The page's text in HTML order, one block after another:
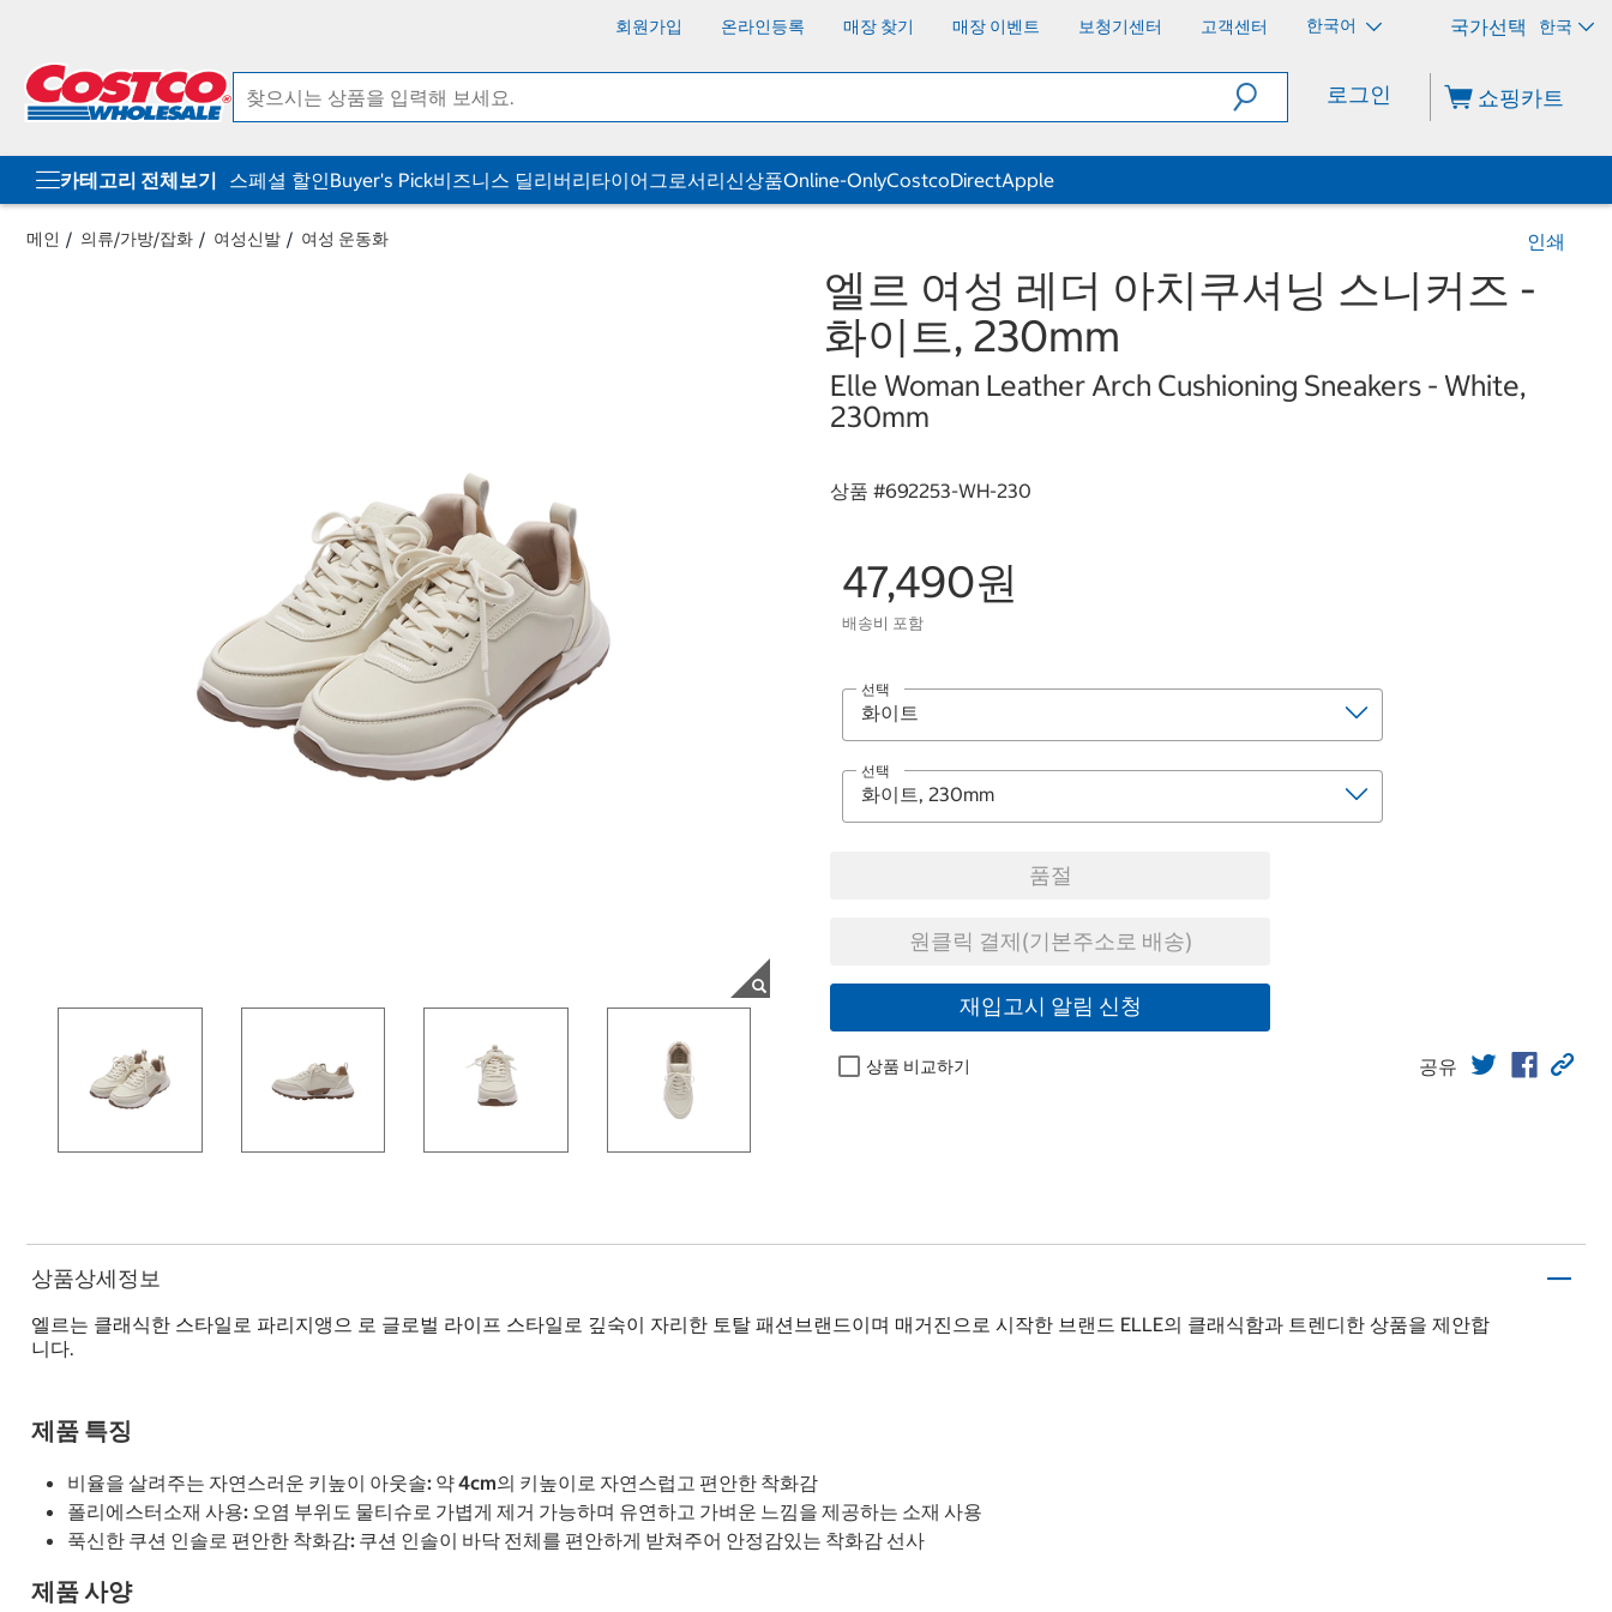
회원가입 온라인등록 매장 찾기 매장 이벤트 보청기센터 고객센터 한국어 한국
로그인 쇼핑카트
카테고리 전체보기 스페셜 할인Buyer's Pick비즈니스 딜리버리타이어그로서리신상품Online-OnlyCostcoDirectApple
메인 의류/가방/잡화 여성신발 여성 운동화 인쇄
엘르 여성 레더 아치쿠셔닝 스니커즈 -
화이트, 230mm
Elle Woman Leather Arch Cushioning Sneakers - White,
230mm
상품 #692253-WH-230
47,490원
배송비 포함
선택
선택
품절
원클릭 결제(기본주소로 배송)
재입고시 알림 신청
상품 비교하기 공유
상품상세정보
엘르는 클래식한 스타일로 파리지앵으 로 글로벌 라이프 스타일로 깊숙이 자리한 토탈 패션브랜드이며 매거진으로 시작한 브랜드 ELLE의 클래식함과 트렌디한 상품을 제안합
니다.
제품 특징
비율을 살려주는 자연스러운 키높이 아웃솔: 약 4cm의 키높이로 자연스럽고 편안한 착화감
폴리에스터소재 사용: 오염 부위도 물티슈로 가볍게 제거 가능하며 유연하고 가벼운 느낌을 제공하는 소재 사용
푹신한 쿠션 인솔로 편안한 착화감: 쿠션 인솔이 바닥 전체를 편안하게 받쳐주어 안정감있는 착화감 선사
제품 사양